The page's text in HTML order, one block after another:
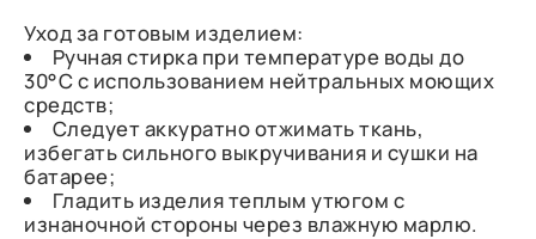
Уход за готовым изделием:
Ручная стирка при температуре воды до
30°C с использованием нейтральных моющих
средств;
Следует аккуратно отжимать ткань,
избегать сильного выкручивания и сушки на
батарее;
Гладить изделия теплым утюгом с
изнаночной стороны через влажную марлю.